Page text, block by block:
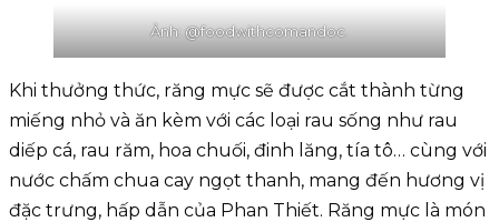
Ảnh: @foodwithcomandoc.
Khi thưởng thức, răng mực sẽ được cắt thành từng
miếng nhỏ và ăn kèm với các loại rau sống như rau
diếp cá, rau răm, hoa chuối, đinh lăng, tía tô… cùng với
nước chấm chua cay ngọt thanh, mang đến hương vị
đặc trưng, hấp dẫn của Phan Thiết. Răng mực là món